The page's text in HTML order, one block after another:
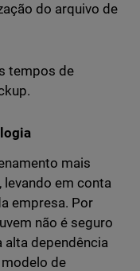
do arquivo de
tempos de
mais
levando em conta
empresa. Por
não é seguro
alta dependência
de